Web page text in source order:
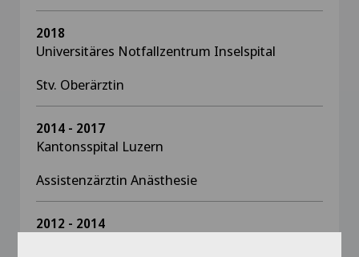
2018
Universitäres Notfallzentrum Inselspital
Stv. Oberärztin
2014 - 2017
Kantonsspital Luzern
Assistenzärztin Anästhesie
2012 - 2014